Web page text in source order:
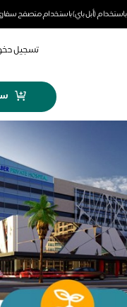
باستخدام (أبل باي) باستخدام متصفح
تسجيل